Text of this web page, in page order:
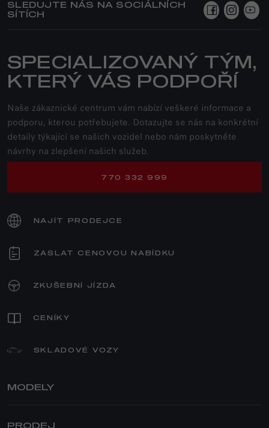
SLEDUJTE NÁS NA SOCIÁLNÍCH
SÍTÍCH
SPECIALIZOVANÝ TÝM,
KTERÝ VÁS PODPOŘÍ
Naše zákaznické centrum vám nabízí veškeré informace a
podporu, kterou potřebujete. Dotazujte se nás na konkrétní
detaily týkající se našich vozidel nebo nám poskytněte
návrhy na zlepšení našich služeb.
770 332 999
NAJÍT PRODEJCE
ZASLAT CENOVOU NABÍDKU
ZKUŠEBNÍ JÍZDA
CENÍKY
SKLADOVÉ VOZY
MODELY
PRODEJ